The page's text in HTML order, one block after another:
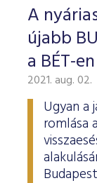
A
újabb
a BÉT-en
2021. aug. 02.
Ugyan a
romlása